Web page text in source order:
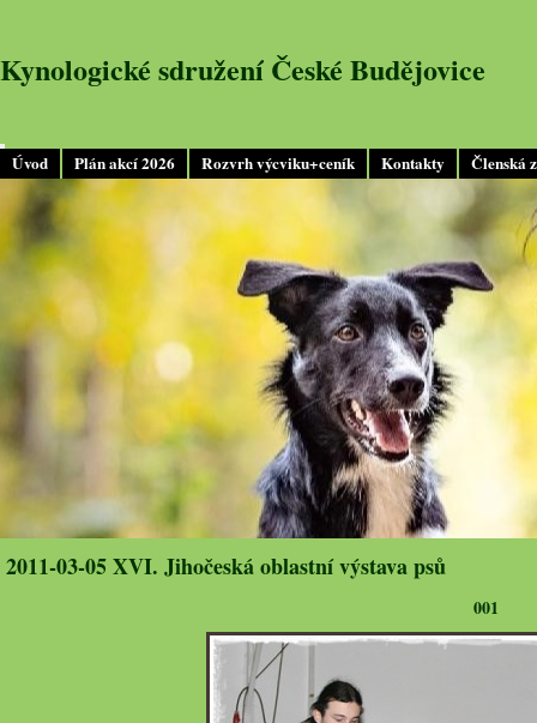
Úvod Plán akcí 2026 Rozvrh výcviku+ceník Kontakty Členská
Kynologické sdružení České Budějovice
2011-03-05 XVI. Jihočeská oblastní výstava psů
001